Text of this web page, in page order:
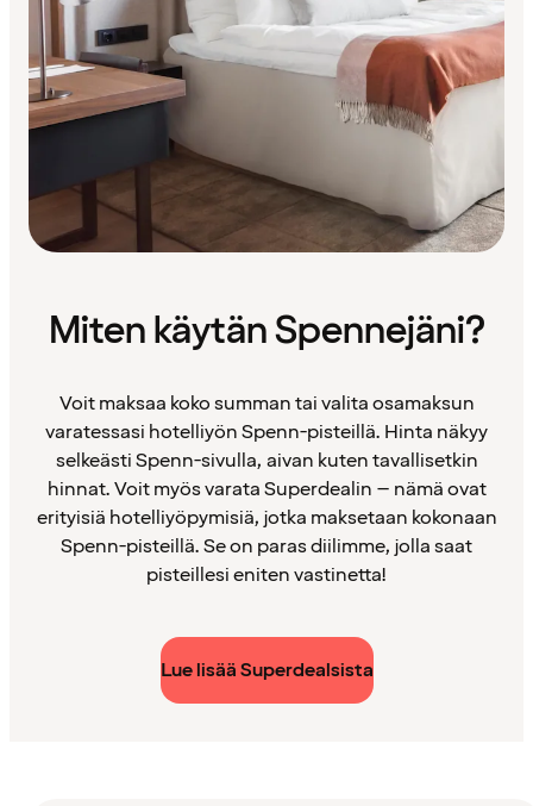
Miten käytän Spennejäni?
Voit maksaa koko summan tai valita osamaksun
varatessasi hotelliyön Spenn-pisteillä. Hinta näkyy
selkeästi Spenn-sivulla, aivan kuten tavallisetkin
hinnat. Voit myös varata Superdealin – nämä ovat
erityisiä hotelliyöpymisiä, jotka maksetaan kokonaan
Spenn-pisteillä. Se on paras diilimme, jolla saat
pisteillesi eniten vastinetta!
Lue lisää Superdealsista